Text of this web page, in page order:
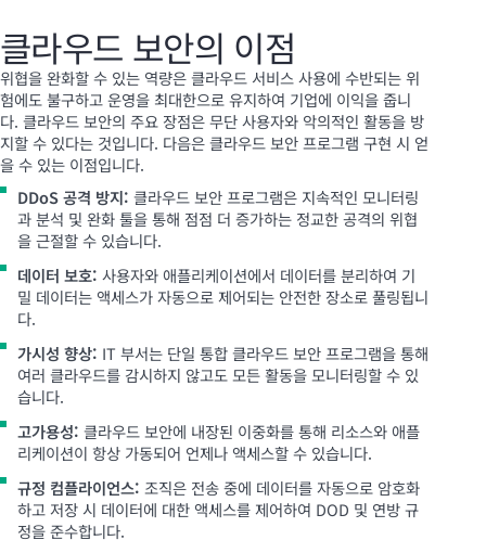
클라우드 보안의 이점
위협을 완화할 수 있는 역량은 클라우드 서비스 사용에 수반되는 위
험에도 불구하고 운영을 최대한으로 유지하여 기업에 이익을 줍니
다. 클라우드 보안의 주요 장점은 무단 사용자와 악의적인 활동을 방
지할 수 있다는 것입니다. 다음은 클라우드 보안 프로그램 구현 시 얻
을 수 있는 이점입니다.
DDoS 공격 방지: 클라우드 보안 프로그램은 지속적인 모니터링
과 분석 및 완화 툴을 통해 점점 더 증가하는 정교한 공격의 위협
을 근절할 수 있습니다.
데이터 보호: 사용자와 애플리케이션에서 데이터를 분리하여 기
밀 데이터는 액세스가 자동으로 제어되는 안전한 장소로 풀링됩니
다.
가시성 향상: IT 부서는 단일 통합 클라우드 보안 프로그램을 통해
여러 클라우드를 감시하지 않고도 모든 활동을 모니터링할 수 있
습니다.
고가용성: 클라우드 보안에 내장된 이중화를 통해 리소스와 애플
리케이션이 항상 가동되어 언제나 액세스할 수 있습니다.
규정 컴플라이언스: 조직은 전송 중에 데이터를 자동으로 암호화
하고 저장 시 데이터에 대한 액세스를 제어하여 DOD 및 연방 규
정을 준수합니다.